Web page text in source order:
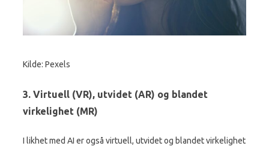
Kilde: Pexels
3. Virtuell (VR), utvidet (AR) og blandet
virkelighet (MR)
I likhet med AI er også virtuell, utvidet og blandet virkelighet